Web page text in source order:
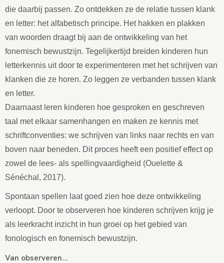
die daarbij passen. Zo ontdekken ze de relatie tussen klank
en letter: het alfabetisch principe. Het hakken en plakken
van woorden draagt bij aan de ontwikkeling van het
fonemisch bewustzijn. Tegelijkertijd breiden kinderen hun
letterkennis uit door te experimenteren met het schrijven van
klanken die ze horen. Zo leggen ze verbanden tussen klank
en letter.
Daarnaast leren kinderen hoe gesproken en geschreven
taal met elkaar samenhangen en maken ze kennis met
schriftconventies: we schrijven van links naar rechts en van
boven naar beneden. Dit proces heeft een positief effect op
zowel de lees- als spellingvaardigheid (Ouelette &
Sénéchal, 2017).
Spontaan spellen laat goed zien hoe deze ontwikkeling
verloopt. Door te observeren hoe kinderen schrijven krijg je
als leerkracht inzicht in hun groei op het gebied van
fonologisch en fonemisch bewustzijn.
Van observeren…